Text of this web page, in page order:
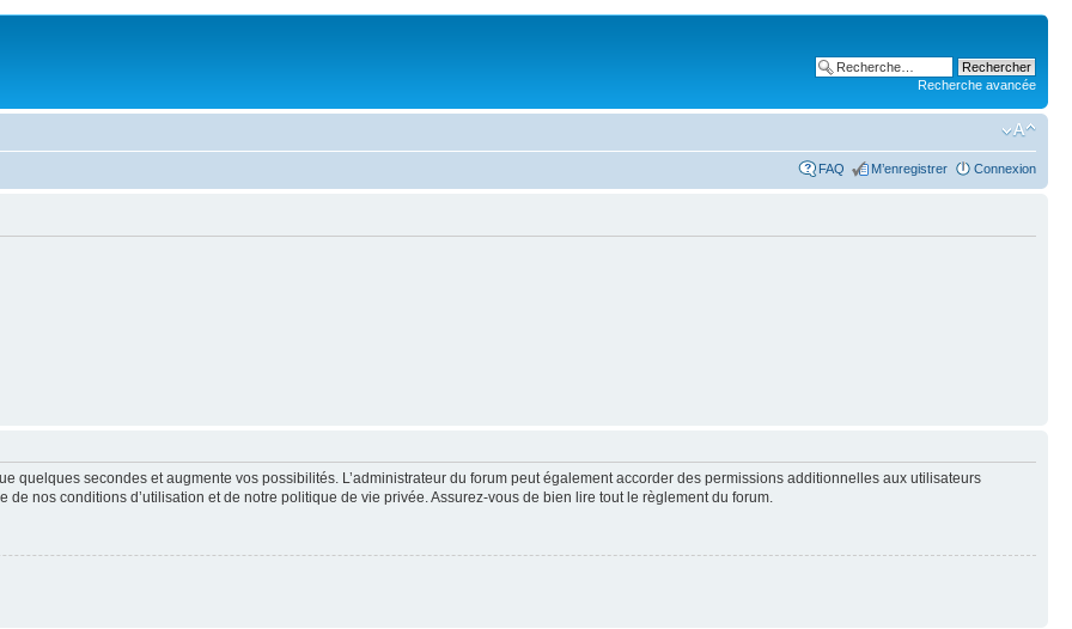
Recherche avancée
FAQ M’enregistrer Connexion
quelques secondes et augmente vos possibilités. L’administrateur du forum peut également accorder des permissions additionnelles aux utilisateurs
nos conditions d’utilisation et de notre politique de vie privée. Assurez-vous de bien lire tout le règlement du forum.